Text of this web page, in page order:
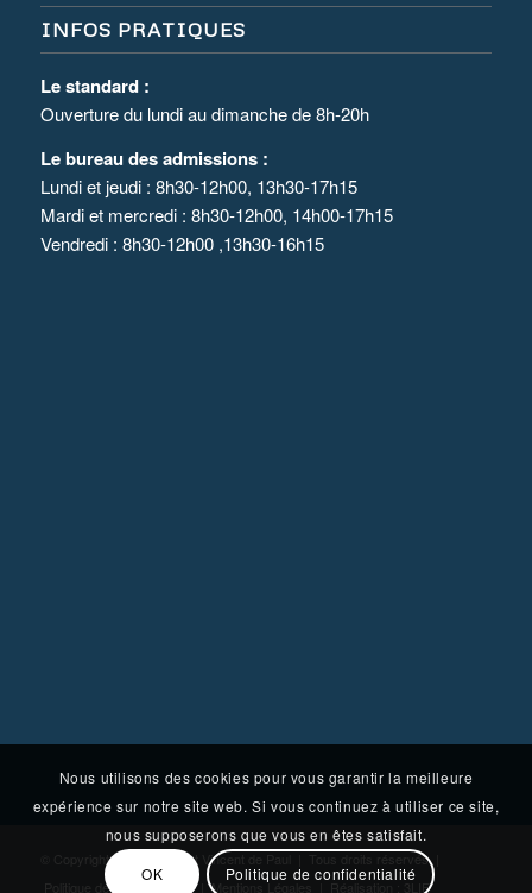
INFOS PRATIQUES
Le standard :
Ouverture du lundi au dimanche de 8h-20h
Le bureau des admissions :
Lundi et jeudi : 8h30-12h00, 13h30-17h15
Mardi et mercredi : 8h30-12h00, 14h00-17h15
Vendredi : 8h30-12h00 ,13h30-16h15
© Copyright - Clinique Saint Vincent de Paul | Tous droits réservés |
Politique de Confidentialité|Mentions Légales | Réalisation : 3LIE
Nous utilisons des cookies pour vous garantir la meilleure
expérience sur notre site web. Si vous continuez à utiliser ce site,
nous supposerons que vous en êtes satisfait.
OK
Politique de confidentialité